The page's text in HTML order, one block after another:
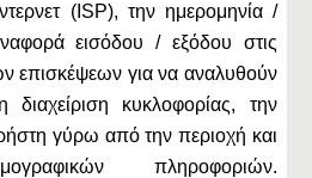
(ISP), την ημερομηνία /
εισόδου / εξόδου στις
επισκέψεων για να αναλυθούν
κυκλοφορίας, την
γύρω από την περιοχή και
πληροφοριών.